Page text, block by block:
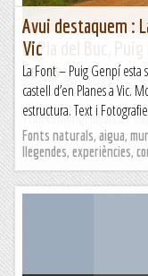
El Pla del Buc, Puig
Coves
TrailRunningMallorca –
Avui destaquem :
Vic
La Font – Puig Genpí
castell d’en Planes a Vic.
estructura. Text i
Fonts naturals, aigua,
llegendes, experiències,